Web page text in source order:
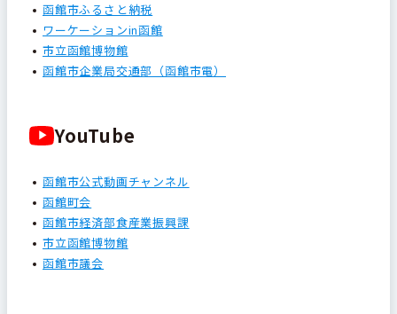
函館市ふるさと納税
ワーケーションin函館
市立函館博物館
函館市企業局交通部（函館市電）
YouTube
函館市公式動画チャンネル
函館町会
函館市経済部食産業振興課
市立函館博物館
函館市議会